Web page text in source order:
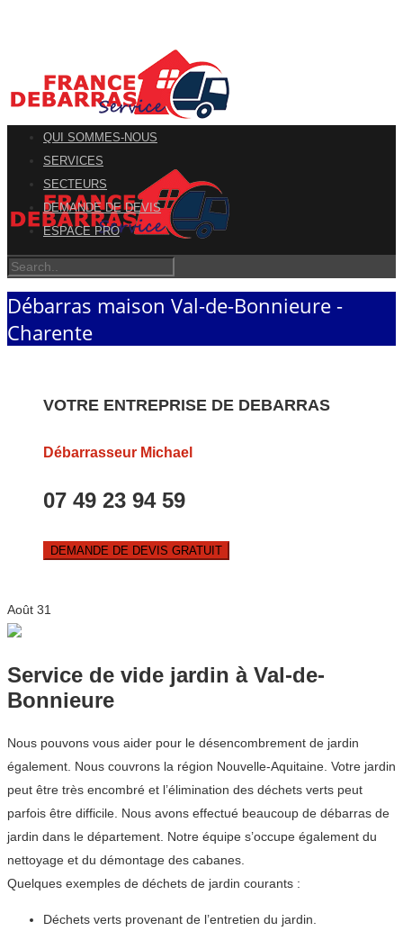
QUI SOMMES-NOUS
SERVICES
SECTEURS
DEMANDE DE DEVIS
ESPACE PRO
Débarras maison Val-de-Bonnieure -
Charente
VOTRE ENTREPRISE DE DEBARRAS
Débarrasseur Michael
07 49 23 94 59
DEMANDE DE DEVIS GRATUIT
Août 31
Service de vide jardin à Val-de-
Bonnieure
Nous pouvons vous aider pour le désencombrement de jardin
également. Nous couvrons la région Nouvelle-Aquitaine. Votre jardin
peut être très encombré et l’élimination des déchets verts peut
parfois être difficile. Nous avons effectué beaucoup de débarras de
jardin dans le département. Notre équipe s’occupe également du
nettoyage et du démontage des cabanes.
Quelques exemples de déchets de jardin courants :
Déchets verts provenant de l’entretien du jardin.